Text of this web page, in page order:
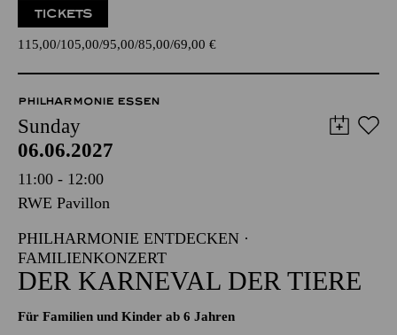
TICKETS
115,00 105,00 95,00 85,00 69,00 €
PHILHARMONIE ESSEN
Sunday
06.06.2027
11:00 - 12:00
RWE Pavillon
PHILHARMONIE ENTDECKEN ·
FAMILIENKONZERT
DER KARNEVAL DER TIERE
Für Familien und Kinder ab 6 Jahren